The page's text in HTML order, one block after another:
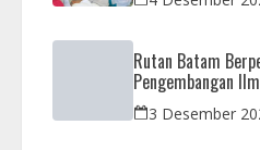
Rutan Batam
Pengembangan
Kunjungan
3 Desember